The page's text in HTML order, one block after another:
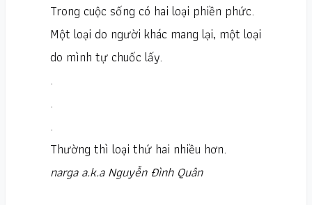
Trong cuộc sống có hai loại phiền phức.
Một loại do người khác mang lại, một loại
do mình tự chuốc lấy.
.
.
.
Thường thì loại thứ hai nhiều hơn.
narga a.k.a Nguyễn Đình Quân